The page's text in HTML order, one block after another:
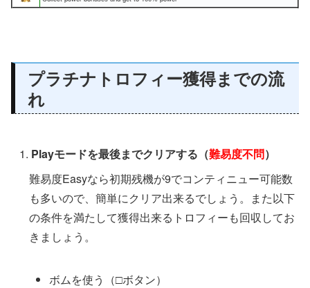
プラチナトロフィー獲得までの流
れ
Playモードを最後までクリアする（難易度不問）
難易度Easyなら初期残機が9でコンティニュー可能数
も多いので、簡単にクリア出来るでしょう。また以下
の条件を満たして獲得出来るトロフィーも回収してお
きましょう。
ボムを使う（□ボタン）